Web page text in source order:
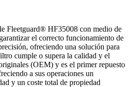
Fleetguard® HF35008 con medio de
el correcto funcionamiento de
ofreciendo una solución para
cumple o supera la calidad y el
(OEM) y es el primer repuesto
a sus operaciones un
y un coste total de propiedad